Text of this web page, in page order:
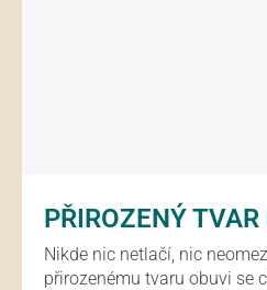
PŘIROZENÝ
Nikde nic netlačí, nic
přirozenému tvaru obuvi se